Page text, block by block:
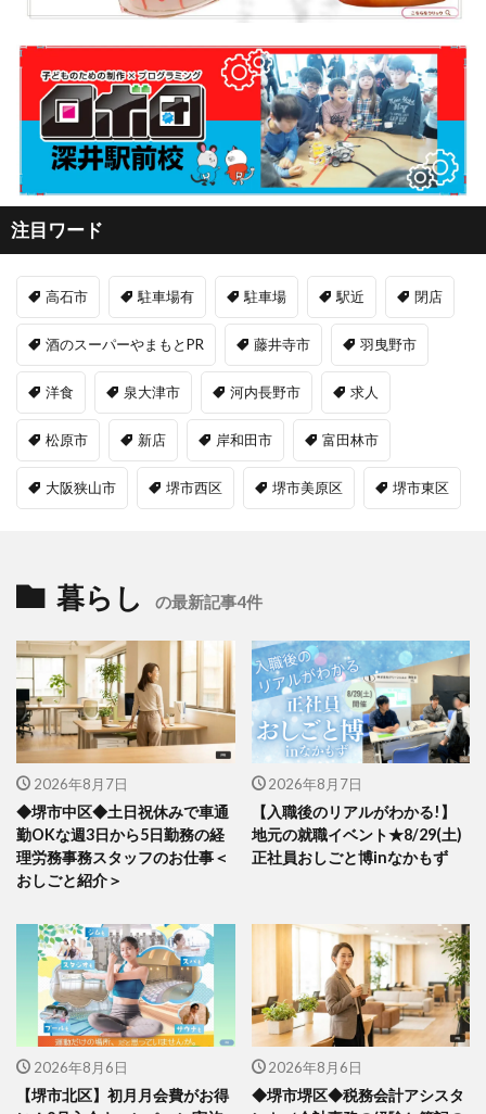
注目ワード
高石市 駐車場有 駐車場 駅近 閉店
酒のスーパーやまもとPR 藤井寺市 羽曳野市
洋食 泉大津市 河内長野市 求人
松原市 新店 岸和田市 富田林市
大阪狭山市 堺市西区 堺市美原区 堺市東区
暮らし の最新記事4件
2026年8月7日
◆堺市中区◆土日祝休みで車通
勤OKな週3日から5日勤務の経
理労務事務スタッフのお仕事＜
おしごと紹介＞
2026年8月7日
【入職後のリアルがわかる!】
地元の就職イベント★8/29(土)
正社員おしごと博inなかもず
2026年8月6日
【堺市北区】初月月会費がお得
2026年8月6日
◆堺市堺区◆税務会計アシスタ